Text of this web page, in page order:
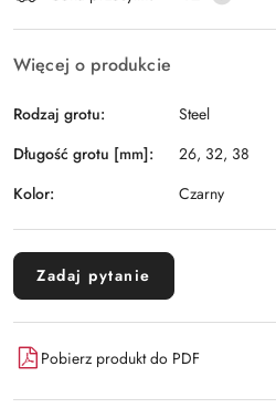
Więcej o produkcie
Rodzaj grotu:
Steel
Długość grotu [mm]:
26, 32, 38
Kolor:
Czarny
Zadaj pytanie
Pobierz produkt do PDF